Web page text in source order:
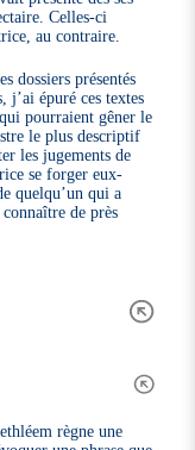
Celles-ci
au contraire.
dossiers présentés
j’ai épuré ces textes
pourraient gêner le
le plus descriptif
les jugements de
se forger eux-
quelqu’un qui a
de près
règne une